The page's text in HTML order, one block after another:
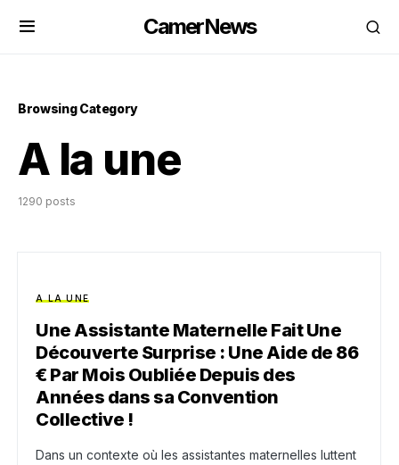
CamerNews
Browsing Category
A la une
1290 posts
A LA UNE
Une Assistante Maternelle Fait Une
Découverte Surprise : Une Aide de 86
€ Par Mois Oubliée Depuis des
Années dans sa Convention
Collective !
Dans un contexte où les assistantes maternelles luttent